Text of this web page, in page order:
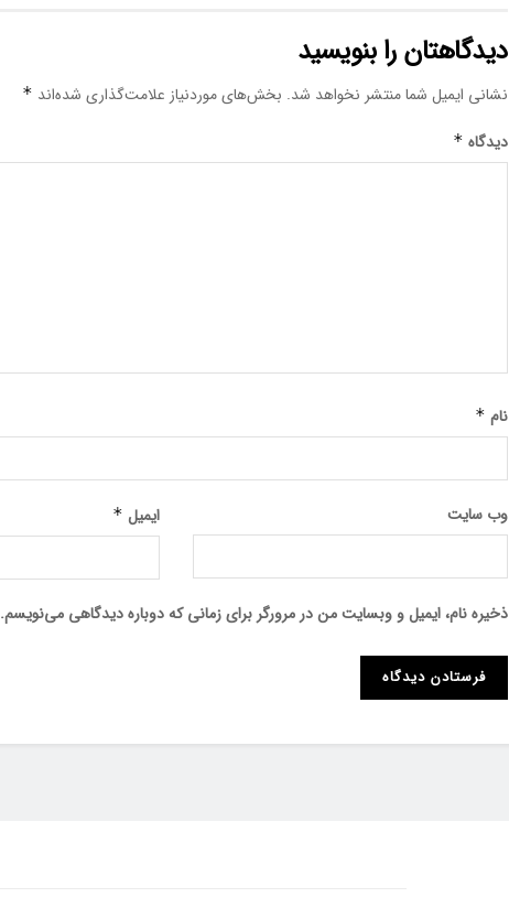
دیدگاهتان را بنویسید
نشانی ایمیل شما منتشر نخواهد شد. بخش‌های موردنیاز علامت‌گذاری شده‌اند *
دیدگاه *
نام *
ایمیل * وب‌ سایت
ذخیره نام، ایمیل و وبسایت من در مرورگر برای زمانی که دوباره دیدگاهی می‌نویسم.